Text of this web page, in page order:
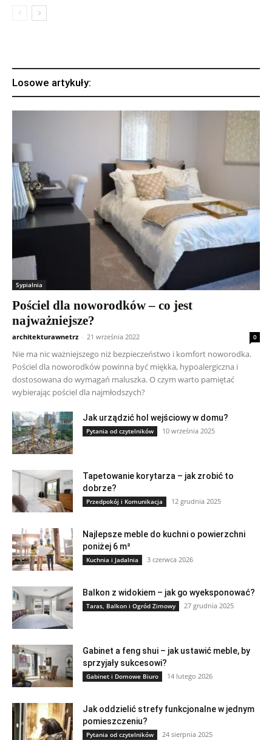
Losowe artykuły:
Sypialnia
Pościel dla noworodków – co jest
najważniejsze?
architekturawnetrz - 21 września 2022 0
Nie ma nic ważniejszego niż bezpieczeństwo i komfort noworodka.
Pościel dla noworodków powinna być miękka, hypoalergiczna i
dostosowana do wymagań maluszka. O czym warto pamiętać
wybierając pościel dla najmłodszych?
Jak urządzić hol wejściowy w domu?
Pytania od czytelników 10 września 2025
Tapetowanie korytarza – jak zrobić to
dobrze?
Przedpokój i Komunikacja 12 grudnia 2025
Najlepsze meble do kuchni o powierzchni
poniżej 6 m²
Kuchnia i Jadalnia 3 czerwca 2026
Balkon z widokiem – jak go wyeksponować?
Taras, Balkon i Ogród Zimowy 27 grudnia 2025
Gabinet a feng shui – jak ustawić meble, by
sprzyjały sukcesowi?
Gabinet i Domowe Biuro 14 lutego 2026
Jak oddzielić strefy funkcjonalne w jednym
pomieszczeniu?
Pytania od czytelników 24 sierpnia 2025